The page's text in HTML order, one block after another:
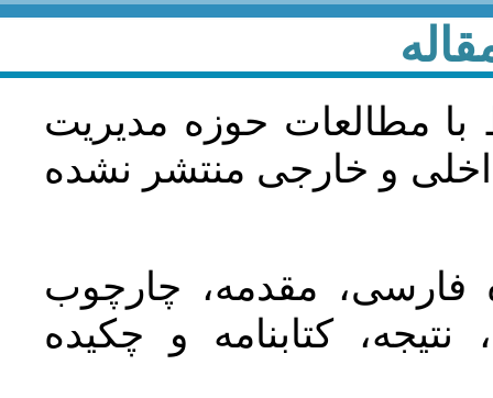
با مطالعات حوزه مديريت
و خارجی منتشر نشده
فارسی، مقدمه، چارچوب
کتابنامه و چکیده